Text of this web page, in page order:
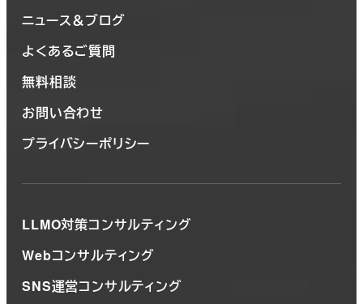
ニュース＆ブログ
よくあるご質問
無料相談
お問い合わせ
プライバシーポリシー
LLMO対策コンサルティング
Webコンサルティング
SNS運営コンサルティング